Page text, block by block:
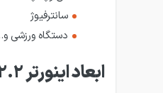
سانترفیوژ
دستگاه ورزشی
ابعاد اینورتر 2.2 کیلووات سه فاز اچ پی مونت سری HD09 مدل HD09-4T2P2G